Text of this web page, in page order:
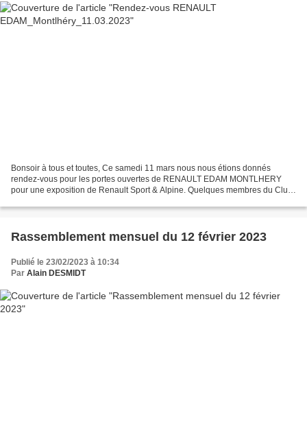
Bonsoir à tous et toutes, Ce samedi 11 mars nous nous étions donnés
rendez-vous pour les portes ouvertes de RENAULT EDAM MONTLHERY
pour une exposition de Renault Sport & Alpine. Quelques membres du Club
Rassemblement mensuel du 12 février 2023
Publié le 23/02/2023 à 10:34
Par Alain DESMIDT